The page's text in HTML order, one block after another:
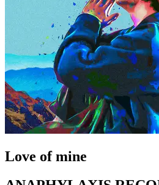
Love of mine